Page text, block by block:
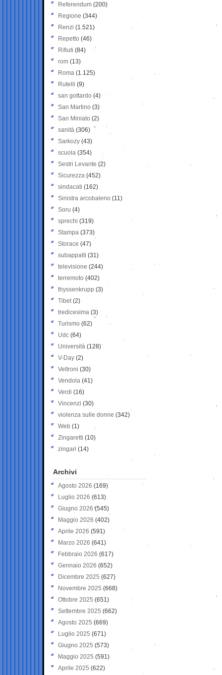
Referendum (200)
Regione (344)
Renzi (1.521)
Repetto (46)
Rifiuti (84)
rom (13)
Roma (1.125)
Rutelli (9)
san gottardo (4)
San Martino (3)
San Miniato (2)
sanità (306)
Sarkozy (43)
scuola (354)
Sestri Levante (2)
Sicurezza (452)
sindacati (162)
Sinistra arcobaleno (11)
Soru (4)
sprechi (319)
Stampa (373)
Storace (47)
subappalti (31)
televisione(244)
terremoto (402)
thyssenkrupp (3)
Tibet(2)
tredicesima (3)
Turismo (62)
Udc (64)
Università (128)
V-Day (2)
Veltroni (30)
Vendola (41)
Verdi (16)
Vincenzi (30)
violenza sulle donne (342)
Web (1)
Zingaretti (10)
zingari (14)
Archivi
Agosto 2026 (169)
Luglio 2026 (613)
Giugno 2026 (545)
Maggio 2026 (402)
Aprile 2026 (591)
Marzo 2026 (641)
Febbraio 2026 (617)
Gennaio 2026 (652)
Dicembre 2025 (627)
Novembre 2025 (668)
Ottobre 2025 (651)
Settembre 2025 (662)
Agosto 2025 (669)
Luglio 2025 (671)
Giugno 2025 (573)
Maggio 2025 (591)
Aprile 2025 (622)